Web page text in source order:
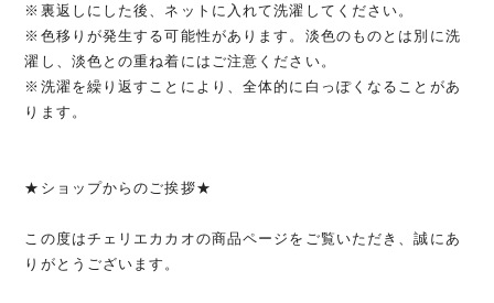
※裏返しにした後、ネットに入れて洗濯してください。
※色移りが発生する可能性があります。淡色のものとは別に洗
濯し、淡色との重ね着にはご注意ください。
※洗濯を繰り返すことにより、全体的に白っぽくなることがあ
ります。
★ショップからのご挨拶★
この度はチェリエカカオの商品ページをご覧いただき、誠にあ
りがとうございます。